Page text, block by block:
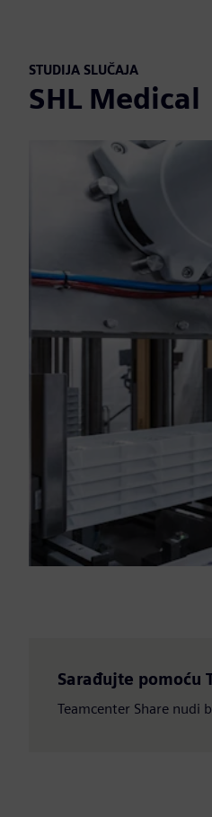
STUDIJA SLUČAJA
SHL Medical
Sarađujte pomoću
Teamcenter Share nudi